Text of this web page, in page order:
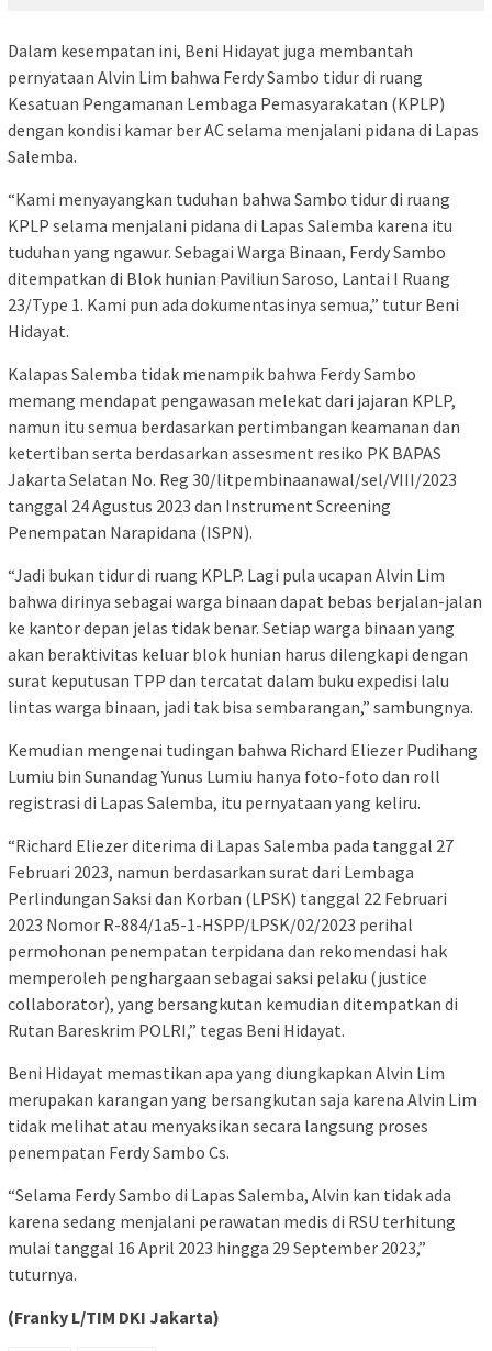
Dalam kesempatan ini, Beni Hidayat juga membantah
pernyataan Alvin Lim bahwa Ferdy Sambo tidur di ruang
Kesatuan Pengamanan Lembaga Pemasyarakatan (KPLP)
dengan kondisi kamar ber AC selama menjalani pidana di Lapas
Salemba.
“Kami menyayangkan tuduhan bahwa Sambo tidur di ruang
KPLP selama menjalani pidana di Lapas Salemba karena itu
tuduhan yang ngawur. Sebagai Warga Binaan, Ferdy Sambo
ditempatkan di Blok hunian Paviliun Saroso, Lantai I Ruang
23/Type 1. Kami pun ada dokumentasinya semua,” tutur Beni
Hidayat.
Kalapas Salemba tidak menampik bahwa Ferdy Sambo
memang mendapat pengawasan melekat dari jajaran KPLP,
namun itu semua berdasarkan pertimbangan keamanan dan
ketertiban serta berdasarkan assesment resiko PK BAPAS
Jakarta Selatan No. Reg 30/litpembinaanawal/sel/VIII/2023
tanggal 24 Agustus 2023 dan Instrument Screening
Penempatan Narapidana (ISPN).
“Jadi bukan tidur di ruang KPLP. Lagi pula ucapan Alvin Lim
bahwa dirinya sebagai warga binaan dapat bebas berjalan-jalan
ke kantor depan jelas tidak benar. Setiap warga binaan yang
akan beraktivitas keluar blok hunian harus dilengkapi dengan
surat keputusan TPP dan tercatat dalam buku expedisi lalu
lintas warga binaan, jadi tak bisa sembarangan,” sambungnya.
Kemudian mengenai tudingan bahwa Richard Eliezer Pudihang
Lumiu bin Sunandag Yunus Lumiu hanya foto-foto dan roll
registrasi di Lapas Salemba, itu pernyataan yang keliru.
“Richard Eliezer diterima di Lapas Salemba pada tanggal 27
Februari 2023, namun berdasarkan surat dari Lembaga
Perlindungan Saksi dan Korban (LPSK) tanggal 22 Februari
2023 Nomor R-884/1a5-1-HSPP/LPSK/02/2023 perihal
permohonan penempatan terpidana dan rekomendasi hak
memperoleh penghargaan sebagai saksi pelaku (justice
collaborator), yang bersangkutan kemudian ditempatkan di
Rutan Bareskrim POLRI,” tegas Beni Hidayat.
Beni Hidayat memastikan apa yang diungkapkan Alvin Lim
merupakan karangan yang bersangkutan saja karena Alvin Lim
tidak melihat atau menyaksikan secara langsung proses
penempatan Ferdy Sambo Cs.
“Selama Ferdy Sambo di Lapas Salemba, Alvin kan tidak ada
karena sedang menjalani perawatan medis di RSU terhitung
mulai tanggal 16 April 2023 hingga 29 September 2023,”
tuturnya.
(Franky L/TIM DKI Jakarta)